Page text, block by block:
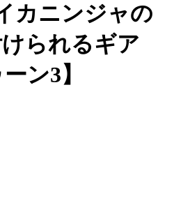
カニンジャの
られるギア
ン3】